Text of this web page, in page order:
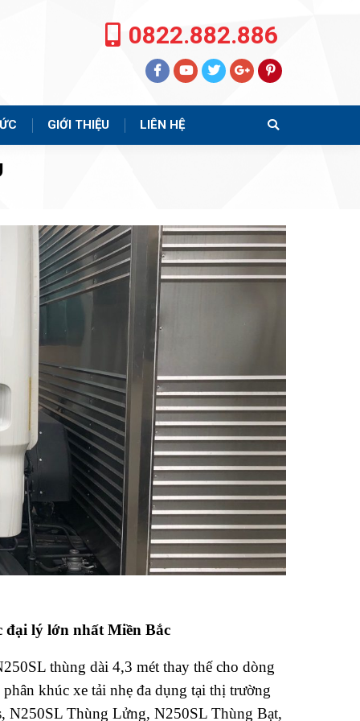
0822.882.886
GIỚI THIỆU LIÊN HỆ Search:
đại lý lớn nhất Miền Bắc
thùng dài 4,3 mét thay thế cho dòng
khúc xe tải nhẹ đa dụng tại thị trường
N250SL Thùng Lửng, N250SL Thùng Bạt,